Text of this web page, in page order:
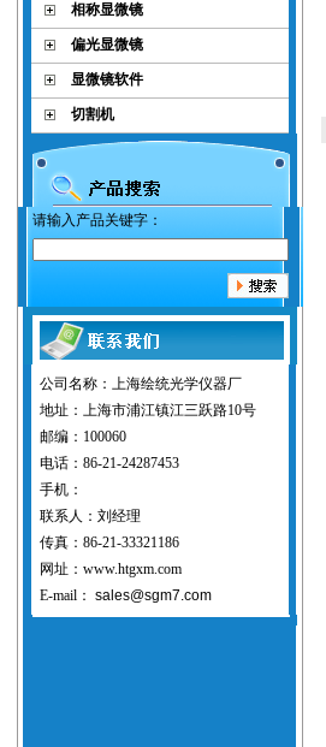
相称显微镜
偏光显微镜
显微镜软件
切割机
请输入产品关键字：
公司名称：上海绘统光学仪器厂
地址：上海市浦江镇江三跃路10号
邮编：100060
电话：86-21-24287453
手机：
联系人：刘经理
传真：86-21-33321186
网址：www.htgxm.com
E-mail： sales@sgm7.com